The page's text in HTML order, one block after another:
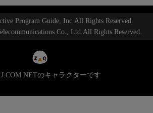
Program Guide, Inc.All Rights Reserved.
Co., Ltd.All Rights Reserved.
NETのキャラクターです